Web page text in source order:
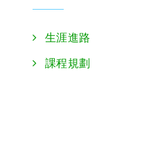
生涯進路
課程規劃